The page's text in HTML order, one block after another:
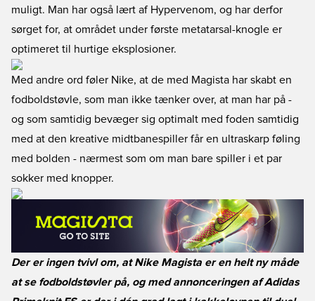
muligt. Man har også lært af Hypervenom, og har derfor
sørget for, at området under første metatarsal-knogle er
optimeret til hurtige eksplosioner.
Med andre ord føler Nike, at de med Magista har skabt en
fodboldstøvle, som man ikke tænker over, at man har på -
og som samtidig bevæger sig optimalt med foden samtidig
med at den kreative midtbanespiller får en ultraskarp føling
med bolden - nærmest som om man bare spiller i et par
sokker med knopper.
Der er ingen tvivl om, at Nike Magista er en helt ny måde
at se fodboldstøvler på, og med annonceringen af Adidas